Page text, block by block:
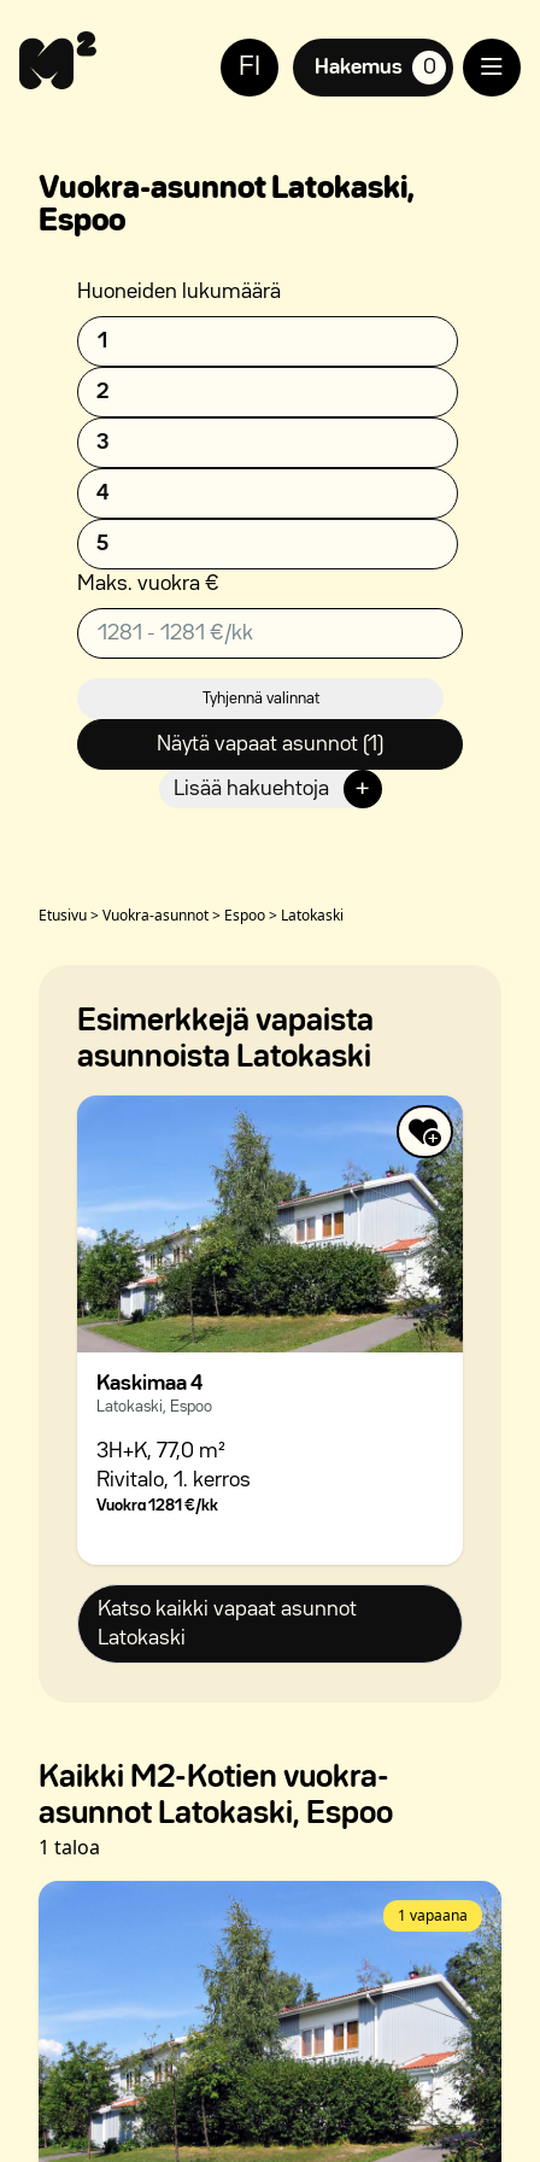
sisältöön
sivuston
käyttöön
FI Hakemus
suosikkiasuntoja,
0
Vuokra-asunnot Latokaski,
Espoo
Huoneiden lukumäärä
1
2
3
4
5
Maks. vuokra €
Lisää hakuehtoja +
Tyhjennä valinnat
Näytä vapaat asunnot (1)
Etusivu>Vuokra-asunnot> Espoo> Latokaski
Esimerkkejä vapaista
asunnoista Latokaski
Kaskimaa 4
Latokaski, Espoo
3H+K, 77,0 m²
Rivitalo, 1. kerros
Vuokra1281 €/kk
Katso kaikki vapaat asunnot
Latokaski
Kaikki M2-Kotien vuokra-
asunnot Latokaski, Espoo
1 taloa
1 vapaana